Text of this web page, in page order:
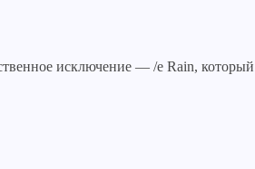
исключение — /e Rain,